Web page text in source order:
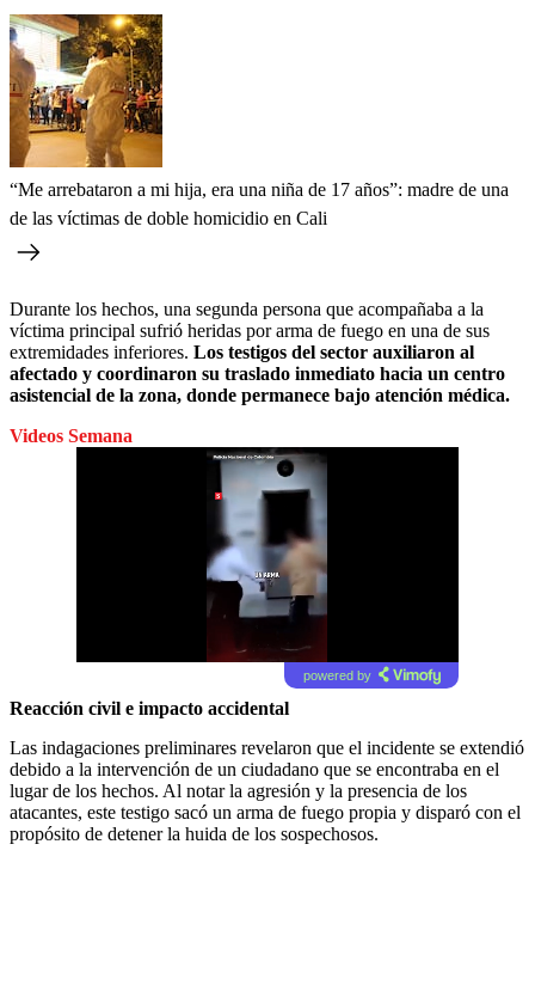
“Me arrebataron a mi hija, era una niña de 17 años”: madre de una
de las víctimas de doble homicidio en Cali
Durante los hechos, una segunda persona que acompañaba a la
víctima principal sufrió heridas por arma de fuego en una de sus
extremidades inferiores. Los testigos del sector auxiliaron al
afectado y coordinaron su traslado inmediato hacia un centro
asistencial de la zona, donde permanece bajo atención médica.
Videos Semana
powered by
Reacción civil e impacto accidental
Las indagaciones preliminares revelaron que el incidente se extendió
debido a la intervención de un ciudadano que se encontraba en el
lugar de los hechos. Al notar la agresión y la presencia de los
atacantes, este testigo sacó un arma de fuego propia y disparó con el
propósito de detener la huida de los sospechosos.